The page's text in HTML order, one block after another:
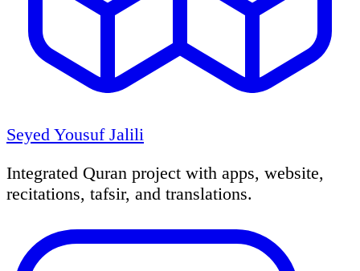
Seyed Yousuf Jalili
Integrated Quran project with apps, website,
recitations, tafsir, and translations.